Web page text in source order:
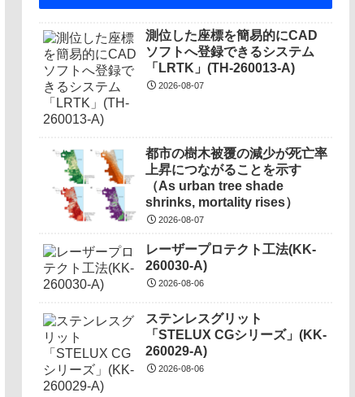
測位した座標を簡易的にCAD
ソフトへ登録できるシステム
「LRTK」(TH-260013-A)
2026-08-07
都市の樹木被覆の減少が死亡率
上昇につながることを示す
（As urban tree shade
shrinks, mortality rises）
2026-08-07
レーザープロテクト⼯法(KK-
260030-A)
2026-08-06
ステンレスグリット
「STELUX CGシリーズ」(KK-
260029-A)
2026-08-06